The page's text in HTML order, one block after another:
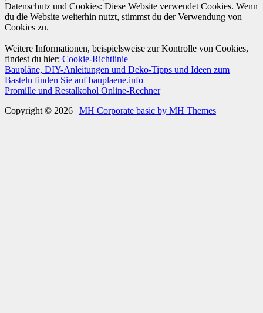
Datenschutz und Cookies: Diese Website verwendet Cookies. Wenn
du die Website weiterhin nutzt, stimmst du der Verwendung von
Cookies zu.
Weitere Informationen, beispielsweise zur Kontrolle von Cookies,
findest du hier: Cookie-Richtlinie
Baupläne, DIY-Anleitungen und Deko-Tipps und Ideen zum
Basteln finden Sie auf bauplaene.info
Promille und Restalkohol Online-Rechner
Copyright © 2026 | MH Corporate basic by MH Themes